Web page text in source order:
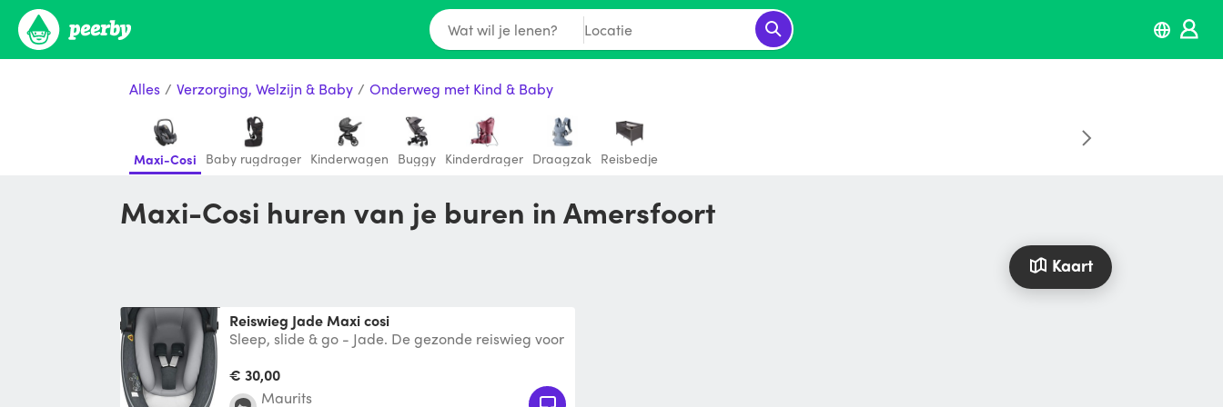
Wat wil je lenen? Locatie
Alles / Verzorging, Welzijn & Baby / Onderweg met Kind & Baby
Maxi-Cosi Baby rugdrager Kinderwagen Buggy Kinderdrager Draagzak Reisbedje
Maxi-Cosi huren van je buren in Amersfoort
Kaart
Reiswieg Jade Maxi cosi
Sleep, slide & go - Jade. De gezonde reiswieg voor
€ 30,00
Maurits